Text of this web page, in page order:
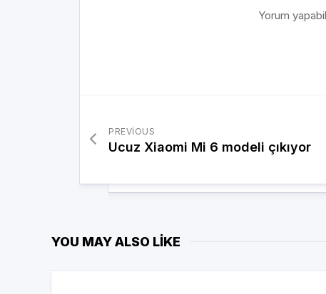
Yorum
PREVIOUS
Ucuz Xiaomi Mi 6 modeli çıkıyor
YOU MAY ALSO LIKE